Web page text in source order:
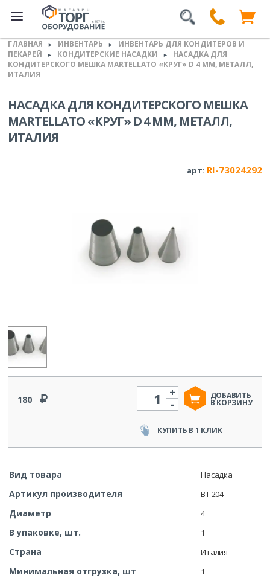
ГЛАВНАЯ ► ИНВЕНТАРЬ ►
ИНВЕНТАРЬ ДЛЯ КОНДИТЕРОВ И
ПЕКАРЕЙ
► КОНДИТЕРСКИЕ НАСАДКИ ►
НАСАДКА ДЛЯ
КОНДИТЕРСКОГО МЕШКА MARTELLATO «КРУГ» D 4 ММ, МЕТАЛЛ,
ИТАЛИЯ
НАСАДКА ДЛЯ КОНДИТЕРСКОГО МЕШКА
MARTELLATO «КРУГ» D 4 ММ, МЕТАЛЛ,
ИТАЛИЯ
арт: RI-73024292
180
Количество
-
+ ДОБАВИТЬ
В КОРЗИНУ
КУПИТЬ В 1 КЛИК
Вид товара Насадка
Артикул производителя BT 204
Диаметр 4
В упаковке, шт. 1
Страна Италия
Минимальная отгрузка, шт 1